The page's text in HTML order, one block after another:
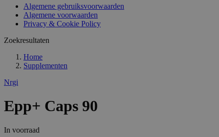
Algemene gebruiksvoorwaarden
Algemene voorwaarden
Privacy & Cookie Policy
Zoekresultaten
Home
Supplementen
Nrgi
Epp+ Caps 90
In voorraad